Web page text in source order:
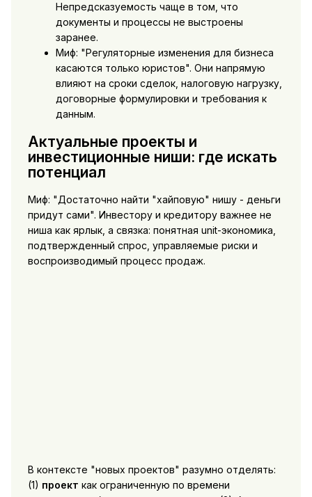
Непредсказуемость чаще в том, что
документы и процессы не выстроены
заранее.
Миф: "Регуляторные изменения для бизнеса
касаются только юристов". Они напрямую
влияют на сроки сделок, налоговую нагрузку,
договорные формулировки и требования к
данным.
Актуальные проекты и
инвестиционные ниши: где искать
потенциал
Миф: "Достаточно найти "хайповую" нишу - деньги
придут сами". Инвестору и кредитору важнее не
ниша как ярлык, а связка: понятная unit-экономика,
подтвержденный спрос, управляемые риски и
воспроизводимый процесс продаж.
В контексте "новых проектов" разумно отделять:
(1) проект как ограниченную по времени